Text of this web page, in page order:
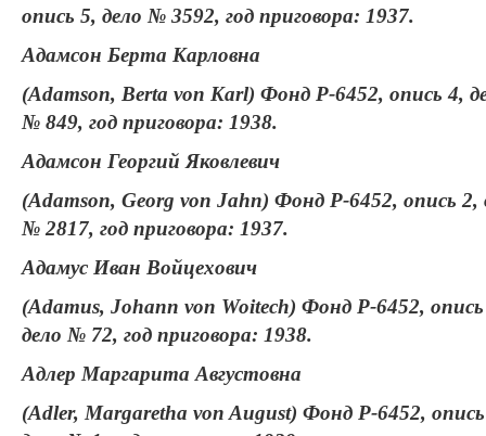
опись 5, дело № 3592, год приговора: 1937.
Адамсон Берта Карловна
(Adamson, Berta von Karl) Фонд Р-6452, опись 4,
№ 849, год приговора: 1938.
Адамсон Георгий Яковлевич
(Adamson, Georg von Jahn) Фонд Р-6452, опись 2,
№ 2817, год приговора: 1937.
Адамус Иван Войцехович
(Adamus, Johann von Woitech) Фонд Р-6452,
дело № 72, год приговора: 1938.
Адлер Маргарита Августовна
(Adler, Margaretha von August) Фонд Р-6452,